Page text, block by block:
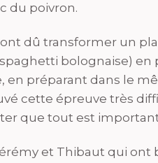
du poivron.
dû transformer un
bolognaise) en
en préparant dans le
cette épreuve très
que tout est
et Thibaut qui